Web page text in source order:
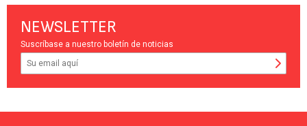
NEWSLETTER
Suscríbase a nuestro boletín de noticias